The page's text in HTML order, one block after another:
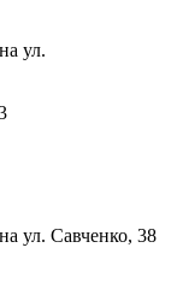
ул.
ул. Савченко, 38